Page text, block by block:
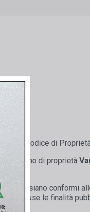
del Codice di
sito sono di proprietà
che siano conformi
escluse le finalità